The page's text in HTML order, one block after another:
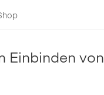
Einbinden